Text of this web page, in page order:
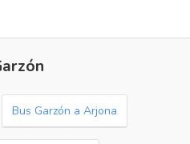
Bus Garzón a Arjona